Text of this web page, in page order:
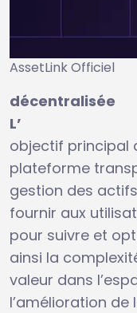
AssetLink Officiel
décentralisée
L’
objectif principal
plateforme
gestion des
fournir aux
pour suivre et
ainsi la
valeur dans
l’amélioration